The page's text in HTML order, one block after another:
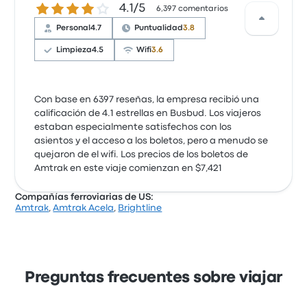
4.1 de 5 estrellas 4.1/5 6,397 comentarios
Personal4.7 Puntualidad3.8
Limpieza4.5 Wifi3.6
Con base en 6397 reseñas, la empresa recibió una
calificación de 4.1 estrellas en Busbud. Los viajeros
estaban especialmente satisfechos con los
asientos y el acceso a los boletos, pero a menudo se
quejaron de el wifi. Los precios de los boletos de
Amtrak en este viaje comienzan en $7,421
Compañías ferroviarias de US:
Amtrak,Amtrak Acela, Brightline
Preguntas frecuentes sobre viajar